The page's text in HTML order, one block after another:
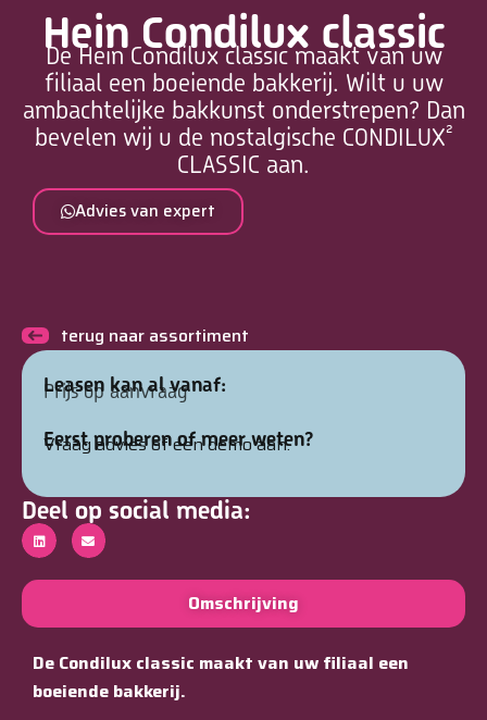
Hein Condilux classic
De Hein Condilux classic maakt van uw
filiaal een boeiende bakkerij. Wilt u uw
ambachtelijke bakkunst onderstrepen? Dan
bevelen wij u de nostalgische CONDILUX²
CLASSIC aan.
Advies van expert
Omschrijving
De Condilux classic maakt van uw filiaal een
boeiende bakkerij.
terug naar assortiment
Leasen kan al vanaf:
Prijs op aanvraag
Eerst proberen of meer weten?
Vraag advies of een demo aan.
Deel op social media: